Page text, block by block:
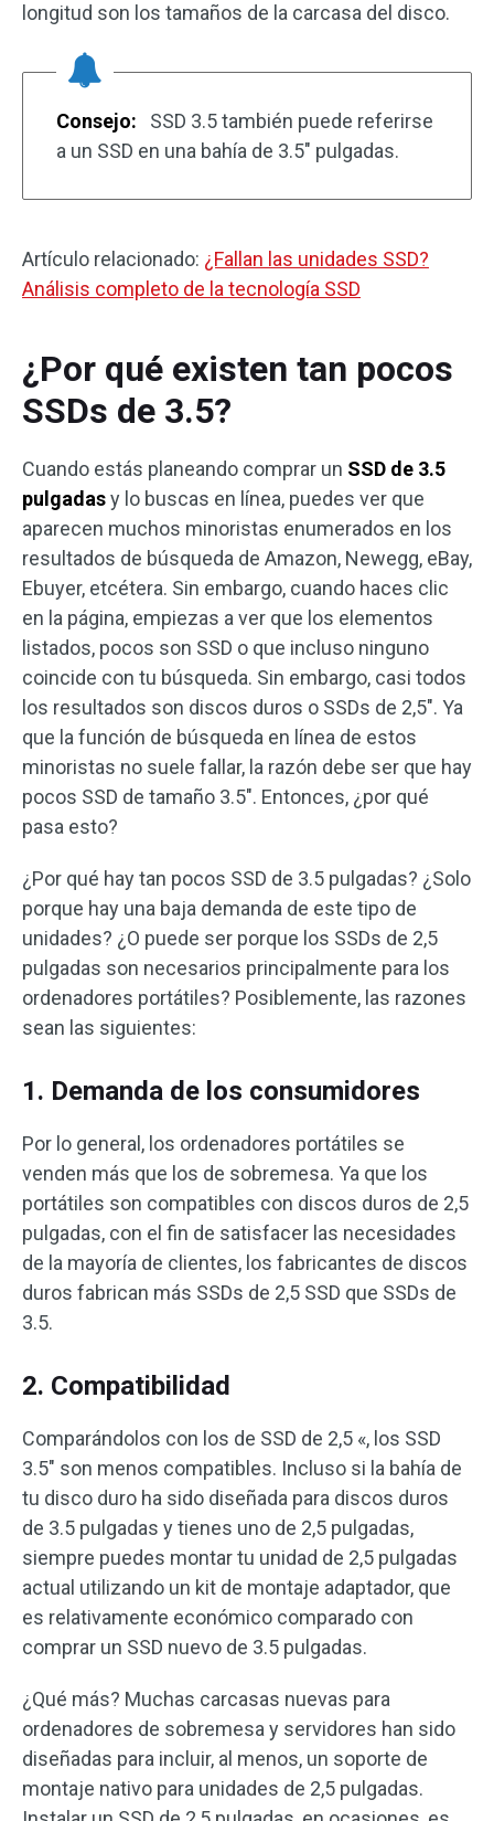
longitud son los tamaños de la carcasa del disco.
Consejo:
SSD 3.5 también puede referirse
a un SSD en una bahía de 3.5″ pulgadas.
Artículo relacionado: ¿Fallan las unidades SSD?
Análisis completo de la tecnología SSD
¿Por qué existen tan pocos
SSDs de 3.5?
Cuando estás planeando comprar un SSD de 3.5
pulgadasy lo buscas en línea, puedes ver que
aparecen muchos minoristas enumerados en los
resultados de búsqueda de Amazon, Newegg, eBay,
Ebuyer, etcétera. Sin embargo, cuando haces clic
en la página, empiezas a ver que los elementos
listados, pocos son SSD o que incluso ninguno
coincide con tu búsqueda. Sin embargo, casi todos
los resultados son discos duros o SSDs de 2,5″. Ya
que la función de búsqueda en línea de estos
minoristas no suele fallar, la razón debe ser que hay
pocos SSD de tamaño 3.5″. Entonces, ¿por qué
pasa esto?
¿Por qué hay tan pocos SSD de 3.5 pulgadas? ¿Solo
porque hay una baja demanda de este tipo de
unidades? ¿O puede ser porque los SSDs de 2,5
pulgadas son necesarios principalmente para los
ordenadores portátiles? Posiblemente, las razones
sean las siguientes:
1. Demanda de los consumidores
Por lo general, los ordenadores portátiles se
venden más que los de sobremesa. Ya que los
portátiles son compatibles con discos duros de 2,5
pulgadas, con el fin de satisfacer las necesidades
de la mayoría de clientes, los fabricantes de discos
duros fabrican más SSDs de 2,5 SSD que SSDs de
3.5.
2. Compatibilidad
Comparándolos con los de SSD de 2,5 «, los SSD
3.5″ son menos compatibles. Incluso si la bahía de
tu disco duro ha sido diseñada para discos duros
de 3.5 pulgadas y tienes uno de 2,5 pulgadas,
siempre puedes montar tu unidad de 2,5 pulgadas
actual utilizando un kit de montaje adaptador, que
es relativamente económico comparado con
comprar un SSD nuevo de 3.5 pulgadas.
¿Qué más? Muchas carcasas nuevas para
ordenadores de sobremesa y servidores han sido
diseñadas para incluir, al menos, un soporte de
montaje nativo para unidades de 2,5 pulgadas.